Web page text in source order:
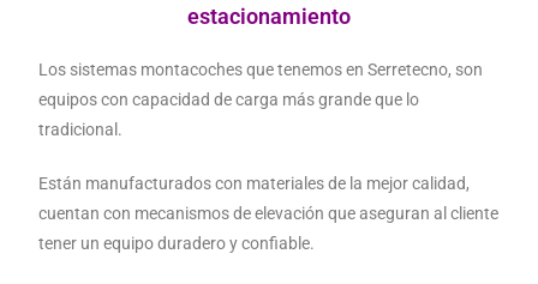
estacionamiento
Los sistemas montacoches que tenemos en Serretecno, son
equipos con capacidad de carga más grande que lo
tradicional.
Están manufacturados con materiales de la mejor calidad,
cuentan con mecanismos de elevación que aseguran al cliente
tener un equipo duradero y confiable.